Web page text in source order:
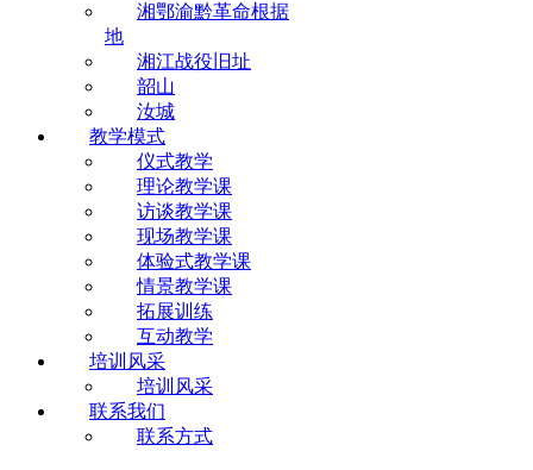
湘鄂渝黔革命根据
地
湘江战役旧址
韶山
汝城
教学模式
仪式教学
理论教学课
访谈教学课
现场教学课
体验式教学课
情景教学课
拓展训练
互动教学
培训风采
培训风采
联系我们
联系方式